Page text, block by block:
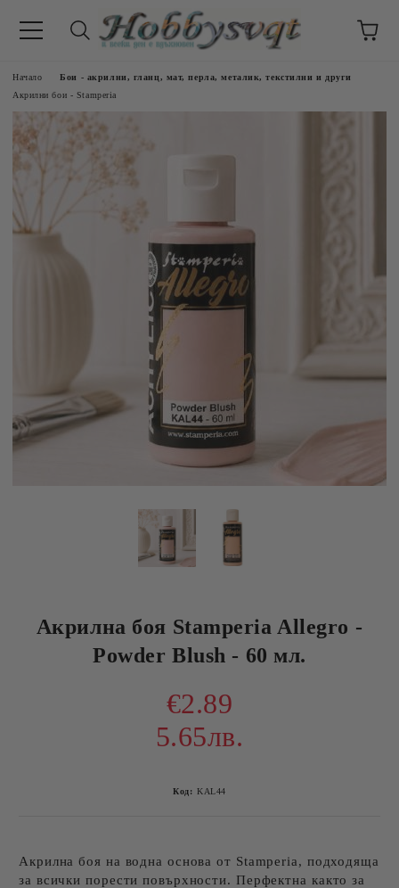
Начало
Бои - акрилни, гланц, мат, перла, металик, текстилни и други
Акрилни бои - Stamperia
Акрилна боя Stamperia Allegro -
Powder Blush - 60 мл.
€2.89
5.65лв.
Код: KAL44
Акрилна боя на водна основа от Stamperia, подходящa
за всички порести повърхности. Перфектна както за